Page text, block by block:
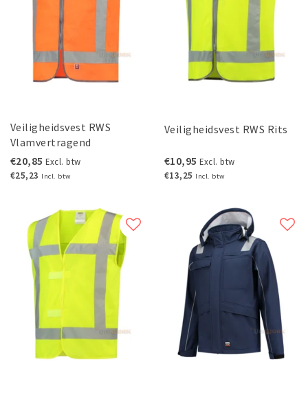
Veiligheidsvest RWS
Vlamvertragend
€20,85 Excl. btw
€25,23 Incl. btw
Veiligheidsvest RWS Rits
€10,95 Excl. btw
€13,25 Incl. btw